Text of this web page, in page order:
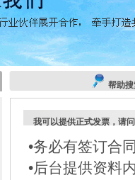
帮助
我可以提供正式发票，请
•务必有签订合
•后台提供资料